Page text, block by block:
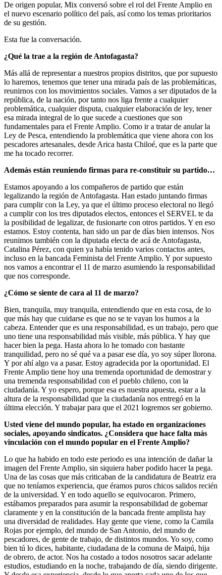
De origen popular, Mix conversó sobre el rol del Frente Amplio en
el nuevo escenario político del país, así como los temas prioritarios
de su gestión.
Esta fue la conversación.
¿Qué la trae a la región de Antofagasta?
Más allá de representar a nuestros propios distritos, que por supuesto
lo haremos, tenemos que tener una mirada país de las problemáticas,
reunirnos con los movimientos sociales. Vamos a ser diputados de la
república, de la nación, por tanto nos liga frente a cualquier
problemática, cualquier disputa, cualquier elaboración de ley, tener
esa mirada integral de lo que sucede a cuestiones que son
fundamentales para el Frente Amplio. Como ir a tratar de anular la
Ley de Pesca, entendiendo la problemática que viene ahora con los
pescadores artesanales, desde Arica hasta Chiloé, que es la parte que
me ha tocado recorrer.
Además están reuniendo firmas para re-constituir su partido…
Estamos apoyando a los compañeros de partido que están
legalizando la región de Antofagasta. Han estado juntando firmas
para cumplir con la Ley, ya que el último proceso electoral no llegó
a cumplir con los tres diputados electos, entonces el SERVEL te da
la posibilidad de legalizar, de fusionarte con otros partidos. Y en eso
estamos. Estoy contenta, han sido un par de días bien intensos. Nos
reunimos también con la diputada electa de acá de Antofagasta,
Catalina Pérez, con quien ya había tenido varios contactos antes,
incluso en la bancada Feminista del Frente Amplio. Y por supuesto
nos vamos a encontrar el 11 de marzo asumiendo la responsabilidad
que nos corresponde.
¿Cómo se siente de cara al 11 de marzo?
Bien, tranquila, muy tranquila, entendiendo que en esta cosa, de lo
que más hay que cuidarse es que no se te vayan los humos a la
cabeza. Entender que es una responsabilidad, es un trabajo, pero que
uno tiene una responsabilidad más visible, más pública. Y hay que
hacer bien la pega. Hasta ahora lo he tomado con bastante
tranquilidad, pero no sé qué va a pasar ese día, yo soy súper llorona.
Y por ahí algo va a pasar. Estoy agradecida por la oportunidad. El
Frente Amplio tiene hoy una tremenda oportunidad de demostrar y
una tremenda responsabilidad con el pueblo chileno, con la
ciudadanía. Y yo espero, porque esa es nuestra apuesta, estar a la
altura de la responsabilidad que la ciudadanía nos entregó en la
última elección. Y trabajar para que el 2021 logremos ser gobierno.
Usted viene del mundo popular, ha estado en organizaciones
sociales, apoyando sindicatos. ¿Considera que hace falta más
vinculación con el mundo popular en el Frente Amplio?
Lo que ha habido en todo este periodo es una intención de dañar la
imagen del Frente Amplio, sin siquiera haber podido hacer la pega.
Una de las cosas que más criticaban de la candidatura de Beatriz era
que no teníamos experiencia, que éramos puros chicos salidos recién
de la universidad. Y en todo aquello se equivocaron. Primero,
estábamos preparados para asumir la responsabilidad de gobernar
claramente y en la constitución de la bancada frente amplista hay
una diversidad de realidades. Hay gente que viene, como la Camila
Rojas por ejemplo, del mundo de San Antonio, del mundo de
pescadores, de gente de trabajo, de distintos mundos. Yo soy, como
bien tú lo dices, habitante, ciudadana de la comuna de Maipú, hija
de obrero, de actor. Nos ha costado a todos nosotros sacar adelante
estudios, estudiando en la noche, trabajando de día, siendo dirigente.